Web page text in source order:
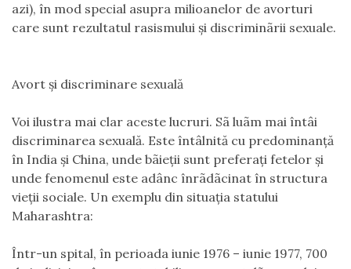
azi), în mod special asupra milioanelor de avorturi
care sunt rezultatul rasismului şi discriminãrii sexuale.
Avort şi discriminare sexuală
Voi ilustra mai clar aceste lucruri. Sã luãm mai întâi
discriminarea sexuală. Este întâlnită cu predominanţă
în India şi China, unde bãieţii sunt preferaţi fetelor şi
unde fenomenul este adânc înrãdãcinat în structura
vieţii sociale. Un exemplu din situaţia statului
Maharashtra:
Într-un spital, în perioada iunie 1976 – iunie 1977, 700